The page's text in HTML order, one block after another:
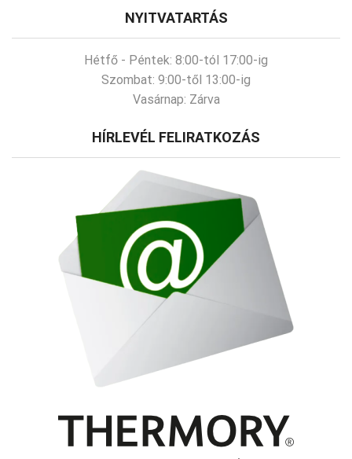
NYITVATARTÁS
Hétfő - Péntek: 8:00-tól 17:00-ig
Szombat: 9:00-től 13:00-ig
Vasárnap: Zárva
HÍRLEVÉL FELIRATKOZÁS